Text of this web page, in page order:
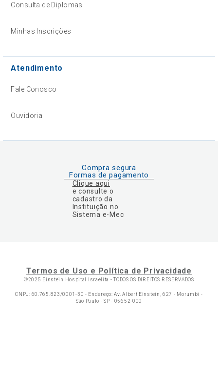
Consulta de Diplomas
Minhas Inscrições
Atendimento
Fale Conosco
Ouvidoria
Compra segura
Formas de pagamento
Clique aqui
e consulte o
cadastro da
Instituição no
Sistema e-Mec
Termos de Uso e Política de Privacidade
©2025 Einstein Hospital Israelita -TODOS OS DIREITOS RESERVADOS
CNPJ: 60.765.823/0001-30 - Endereço: Av. Albert Einstein, 627 - Morumbi -
São Paulo - SP - 05652-000